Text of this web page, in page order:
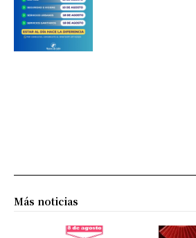
Más noticias